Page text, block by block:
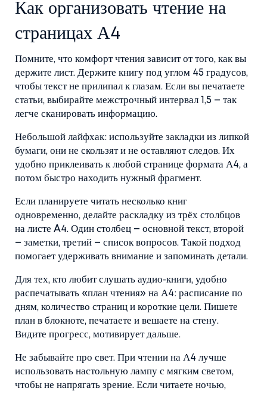
Как организовать чтение на
страницах А4
Помните, что комфорт чтения зависит от того, как вы
держите лист. Держите книгу под углом 45 градусов,
чтобы текст не прилипал к глазам. Если вы печатаете
статьи, выбирайте межстрочный интервал 1,5 – так
легче сканировать информацию.
Небольшой лайфхак: используйте закладки из липкой
бумаги, они не скользят и не оставляют следов. Их
удобно приклеивать к любой странице формата А4, а
потом быстро находить нужный фрагмент.
Если планируете читать несколько книг
одновременно, делайте раскладку из трёх столбцов
на листе A4. Один столбец – основной текст, второй
– заметки, третий – список вопросов. Такой подход
помогает удерживать внимание и запоминать детали.
Для тех, кто любит слушать аудио‑книги, удобно
распечатывать «план чтения» на А4: расписание по
дням, количество страниц и короткие цели. Пишете
план в блокноте, печатаете и вешаете на стену.
Видите прогресс, мотивирует дальше.
Не забывайте про свет. При чтении на А4 лучше
использовать настольную лампу с мягким светом,
чтобы не напрягать зрение. Если читаете ночью,